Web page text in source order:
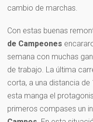
cambio de marchas.
Con estas buenas
de Campeones
semana con muchas
de trabajo. La última
corta, a una distancia de
esta manga el
primeros compases un